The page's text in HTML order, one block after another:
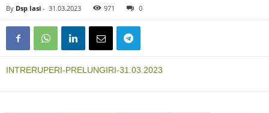
By Dsp Iasi - 31.03.2023 971 0
INTRERUPERI-PRELUNGIRI-31.03.2023